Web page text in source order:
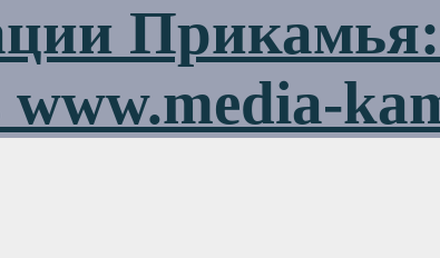
Прикамья:
www.media-